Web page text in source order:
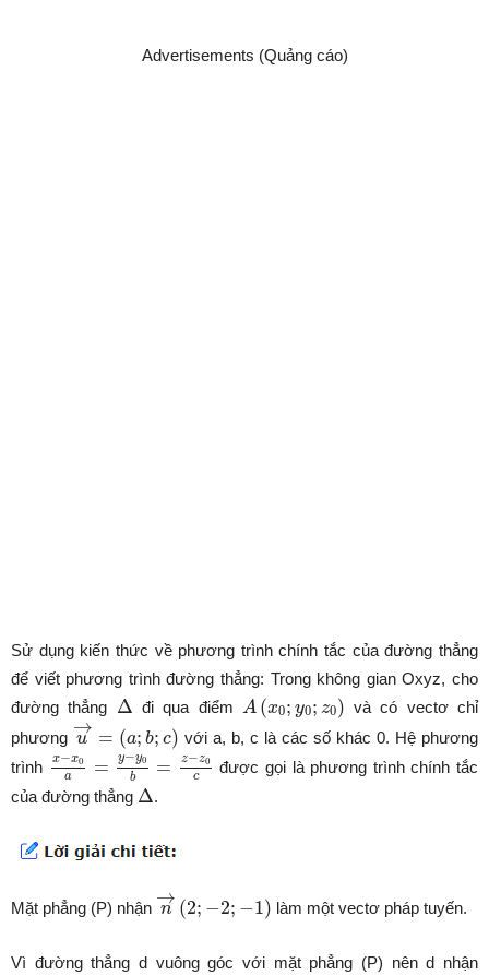
Advertisements (Quảng cáo)
Sử dụng kiến thức về phương trình chính tắc của đường thẳng
để viết phương trình đường thẳng: Trong không gian Oxyz, cho
đường thẳng Δ
Δ đi qua điểm A (x0; y0; z0)
A (x )
và có vectơ chỉ
phương →
u = (a; b; c)
u→= )
với a, b, c là các số khác 0. Hệ phương
trình
x−x0
a = y−y0
b = z−z0
c
x−x0 y−y0b = z−z c
được gọi là phương trình chính tắc
của đường thẳng Δ
Δ .
Mặt phẳng (P) nhận →
n (2; −2; −1)
n→
làm một vectơ pháp tuyến.
Vì đường thẳng d vuông góc với mặt phẳng (P) nên d nhận